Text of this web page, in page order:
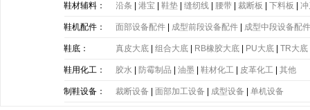
鞋材辅料： 沿条 |港宝 |鞋垫 |缝纫线 腰带 |裁断板 |下料板 |
带|塑胶片|其他
鞋机配件： 面部设备配件 成型前段设备配件 成型中段设备配
鞋底： 真皮大底 |组合大底 RB橡胶大底 PU大底 |TR大底
底|PE大底|PP大底| SBR大底| PC大底| 软木大底
鞋用化工： 胶水 防霉制品 |油墨 |鞋材化工 皮革化工 |其他
制鞋设备： 裁断设备 |面部加工设备 成型设备 |单机设备